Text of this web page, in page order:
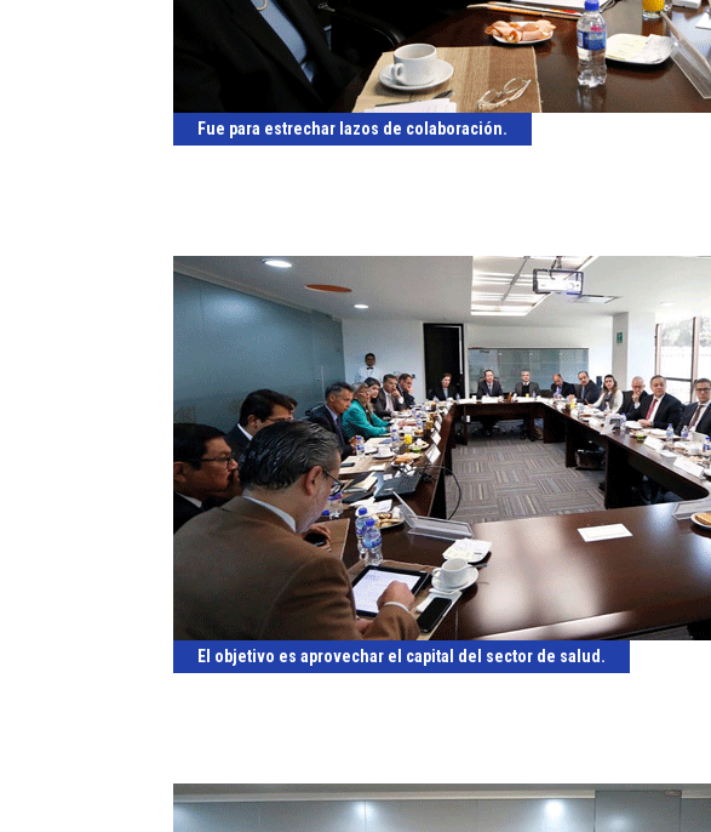
Fue para estrechar lazos de colaboración.
El objetivo es aprovechar el capital del sector de salud.